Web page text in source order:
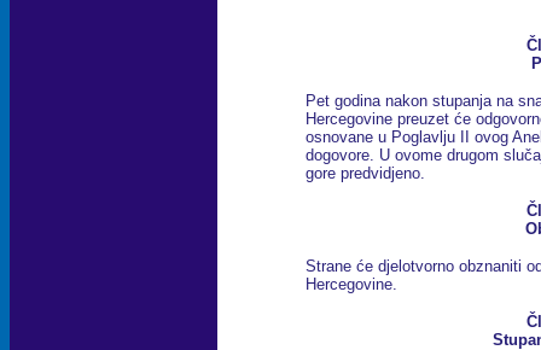
Pet godina nakon stupanja na
Hercegovine preuzet će
osnovane u Poglavlju II ovog
dogovore. U ovome drugom
gore predvidjeno.
Strane će djelotvorno obznaniti
Hercegovine.